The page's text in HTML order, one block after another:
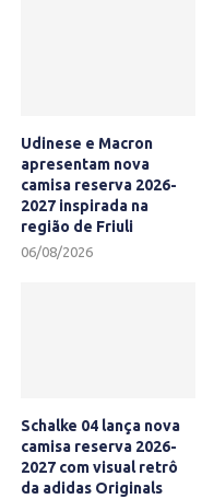
Udinese e Macron
apresentam nova
camisa reserva 2026-
2027 inspirada na
região de Friuli
06/08/2026
Schalke 04 lança nova
camisa reserva 2026-
2027 com visual retrô
da adidas Originals